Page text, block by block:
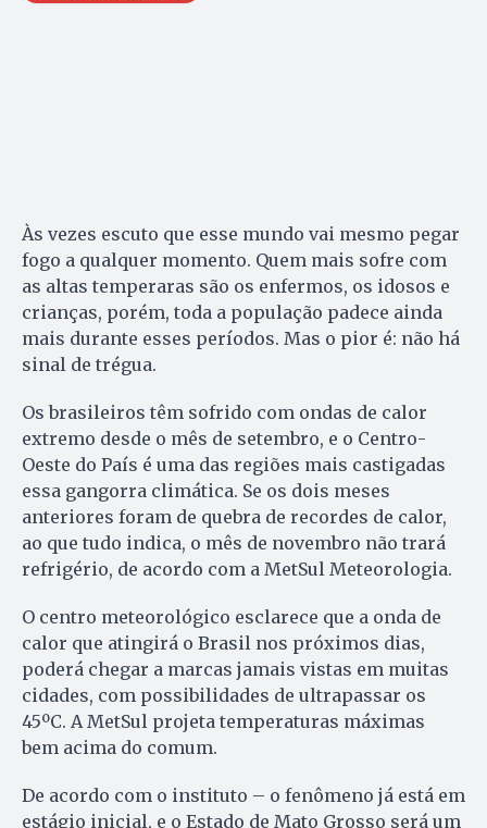
Às vezes escuto que esse mundo vai mesmo pegar
fogo a qualquer momento. Quem mais sofre com
as altas temperaras são os enfermos, os idosos e
crianças, porém, toda a população padece ainda
mais durante esses períodos. Mas o pior é: não há
sinal de trégua.
Os brasileiros têm sofrido com ondas de calor
extremo desde o mês de setembro, e o Centro-
Oeste do País é uma das regiões mais castigadas
essa gangorra climática. Se os dois meses
anteriores foram de quebra de recordes de calor,
ao que tudo indica, o mês de novembro não trará
refrigério, de acordo com a MetSul Meteorologia.
O centro meteorológico esclarece que a onda de
calor que atingirá o Brasil nos próximos dias,
poderá chegar a marcas jamais vistas em muitas
cidades, com possibilidades de ultrapassar os
45ºC. A MetSul projeta temperaturas máximas
bem acima do comum.
De acordo com o instituto – o fenômeno já está em
estágio inicial, e o Estado de Mato Grosso será um